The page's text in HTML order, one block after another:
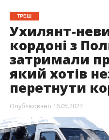
ТРЕШ
Ухилянт-
кордоні з
затримали
який хотів
перетнути
Опубліковано 16.05.2024